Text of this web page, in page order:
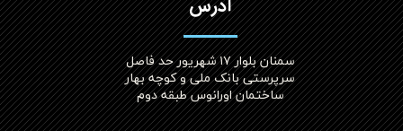
آدرس
سمنان بلوار ۱۷ شهریور حد فاصل
سرپرستی بانک ملی و کوچه بهار
ساختمان اورانوس طبقه دوم